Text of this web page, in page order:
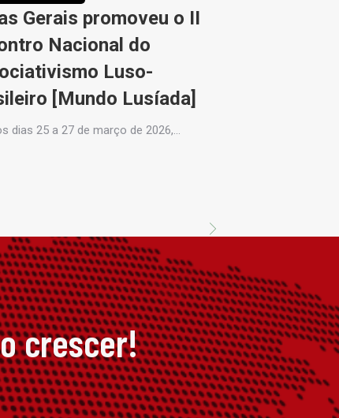
Gerais promoveu o II
Nacional do
Luso-
[Mundo Lusíada]
dias 25 a 27 de março de 2026,…
crescer!